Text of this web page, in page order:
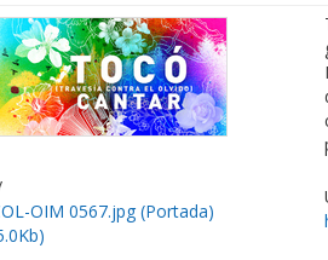
OIM 0567.jpg (Portada)